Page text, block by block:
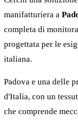
manifatturiera a
completa di
progettata per le
italiana.
Padova e una delle
d'Italia, con un
che comprende